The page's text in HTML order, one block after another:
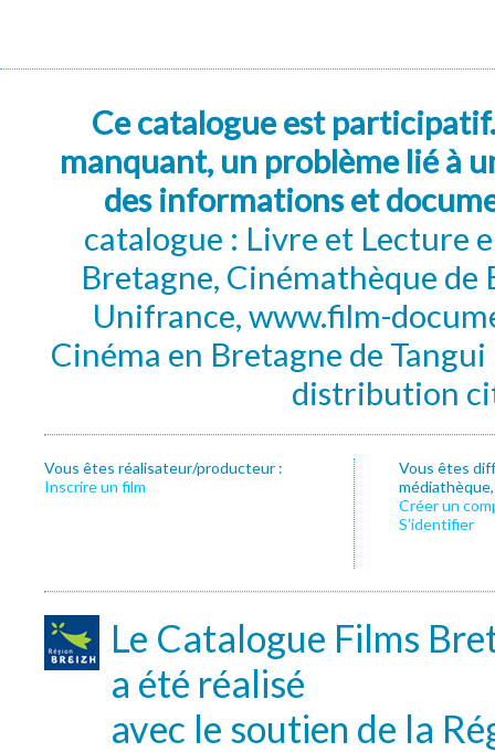
Ce catalogue est
manquant, un problème lié à
des informations et
catalogue : Livre et Lecture
Bretagne, Cinémathèque de
Unifrance, www.film-
Cinéma en Bretagne de
distribution
Vous êtes réalisateur/producteur :
Inscrire un film
Vous êtes
Créer un
S’identifier
Le Catalogue Films
a été réalisé
avec le soutien de la